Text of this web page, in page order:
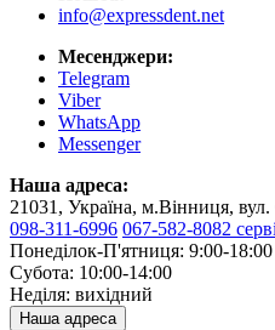
info@expressdent.net
Месенджери:
Telegram
Viber
WhatsApp
Messenger
Наша адреса:
21031, Україна, м.Вінниця,
098-311-6996 067-582-8082
Понеділок-П'ятниця: 9:00-18:00
Субота: 10:00-14:00
Неділя: вихідний
Наша адреса